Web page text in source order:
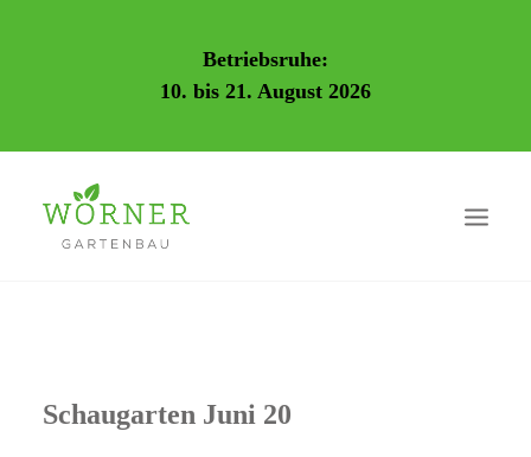
Betriebsruhe:
10. bis 21. August 2026
Schaugarten Juni 20